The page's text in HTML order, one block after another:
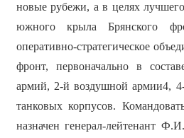
новые рубежи, а в целях
южного крыла Брянского
оперативно-стратегическое
фронт, первоначально в
армий, 2-й воздушной армии4,
танковых корпусов.
назначен генерал-лейтенант